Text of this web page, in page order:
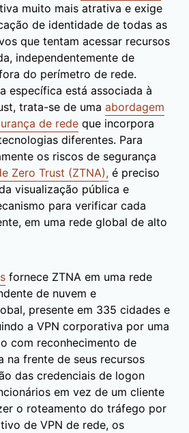
muito mais atrativa e exige
de identidade de todas as
que tentam acessar recursos
independentemente de
do perímetro de rede.
específica está associada à
trata-se de uma abordagem
de rede que incorpora
diferentes. Para
os riscos de segurança
Zero Trust (ZTNA), é preciso
visualização pública e
para verificar cada
em uma rede global de alto
fornece ZTNA em uma rede
de nuvem e
presente em 335 cidades e
a VPN corporativa por uma
com reconhecimento de
na frente de seus recursos
das credenciais de logon
em vez de um cliente
o roteamento do tráfego por
de VPN de rede, os